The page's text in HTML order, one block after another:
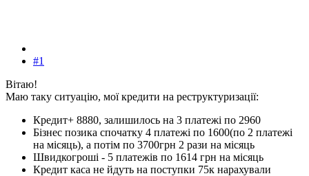
#1
Вітаю!
Маю таку ситуацію, мої кредити на реструктуризації:
Кредит+ 8880, залишилось на 3 платежі по 2960
Бізнес позика спочатку 4 платежі по 1600(по 2 платежі
на місяць), а потім по 3700грн 2 рази на місяць
Швидкогроші - 5 платежів по 1614 грн на місяць
Кредит каса не йдуть на поступки 75к нарахували